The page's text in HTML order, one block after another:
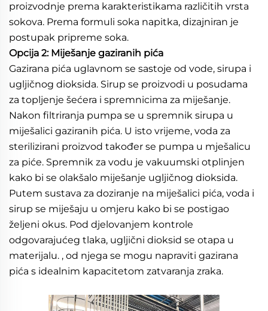
proizvodnje prema karakteristikama različitih vrsta
sokova. Prema formuli soka napitka, dizajniran je
postupak pripreme soka.
Opcija 2: Miješanje gaziranih pića
Gazirana pića uglavnom se sastoje od vode, sirupa i
ugljičnog dioksida. Sirup se proizvodi u posudama
za topljenje šećera i spremnicima za miješanje.
Nakon filtriranja pumpa se u spremnik sirupa u
miješalici gaziranih pića. U isto vrijeme, voda za
sterilizirani proizvod također se pumpa u mješalicu
za piće. Spremnik za vodu je vakuumski otplinjen
kako bi se olakšalo miješanje ugljičnog dioksida.
Putem sustava za doziranje na miješalici pića, voda i
sirup se miješaju u omjeru kako bi se postigao
željeni okus. Pod djelovanjem kontrole
odgovarajućeg tlaka, ugljični dioksid se otapa u
materijalu. , od njega se mogu napraviti gazirana
pića s idealnim kapacitetom zatvaranja zraka.